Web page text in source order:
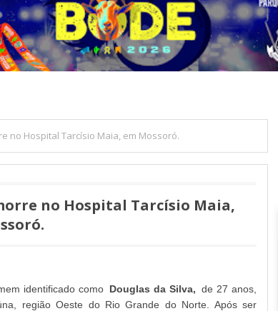
no Hospital Tarcísio Maia, em Mossoró.
no Hospital Tarcísio Maia,
identificado como Douglas da Silva, de 27 anos,
região Oeste do Rio Grande do Norte. Após ser